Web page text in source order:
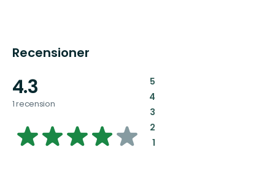
Recensioner
4.3
1 recension
4.2624777183600715
5:
4:
3:
2:
1: